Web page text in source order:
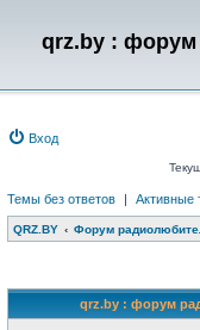
qrz.by : форум
Вход
Темы без ответов | Активные
QRZ.BY Форум
qrz.by : форум